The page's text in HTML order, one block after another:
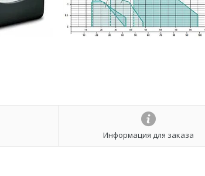
Информация для заказа